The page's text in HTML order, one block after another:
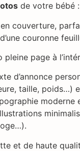
de votre bébé :
couverture,
couronne
pleine page à
d’annonce
taille, poids…)
moderne
et de haute